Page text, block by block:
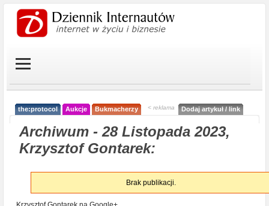
the:protocol Aukcje Bukmacherzy < reklama Dodaj artykuł / link
Archiwum - 28 Listopada 2023,
Krzysztof Gontarek:
Brak publikacji.